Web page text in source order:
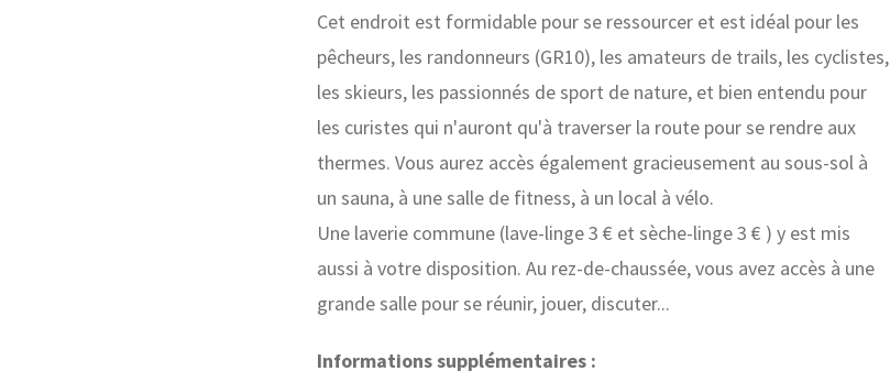
Cet endroit est formidable pour se ressourcer et est idéal pour les
pêcheurs, les randonneurs (GR10), les amateurs de trails, les cyclistes,
les skieurs, les passionnés de sport de nature, et bien entendu pour
les curistes qui n'auront qu'à traverser la route pour se rendre aux
thermes. Vous aurez accès également gracieusement au sous-sol à
un sauna, à une salle de fitness, à un local à vélo.
Une laverie commune (lave-linge 3 € et sèche-linge 3 € ) y est mis
aussi à votre disposition. Au rez-de-chaussée, vous avez accès à une
grande salle pour se réunir, jouer, discuter...
Informations supplémentaires :